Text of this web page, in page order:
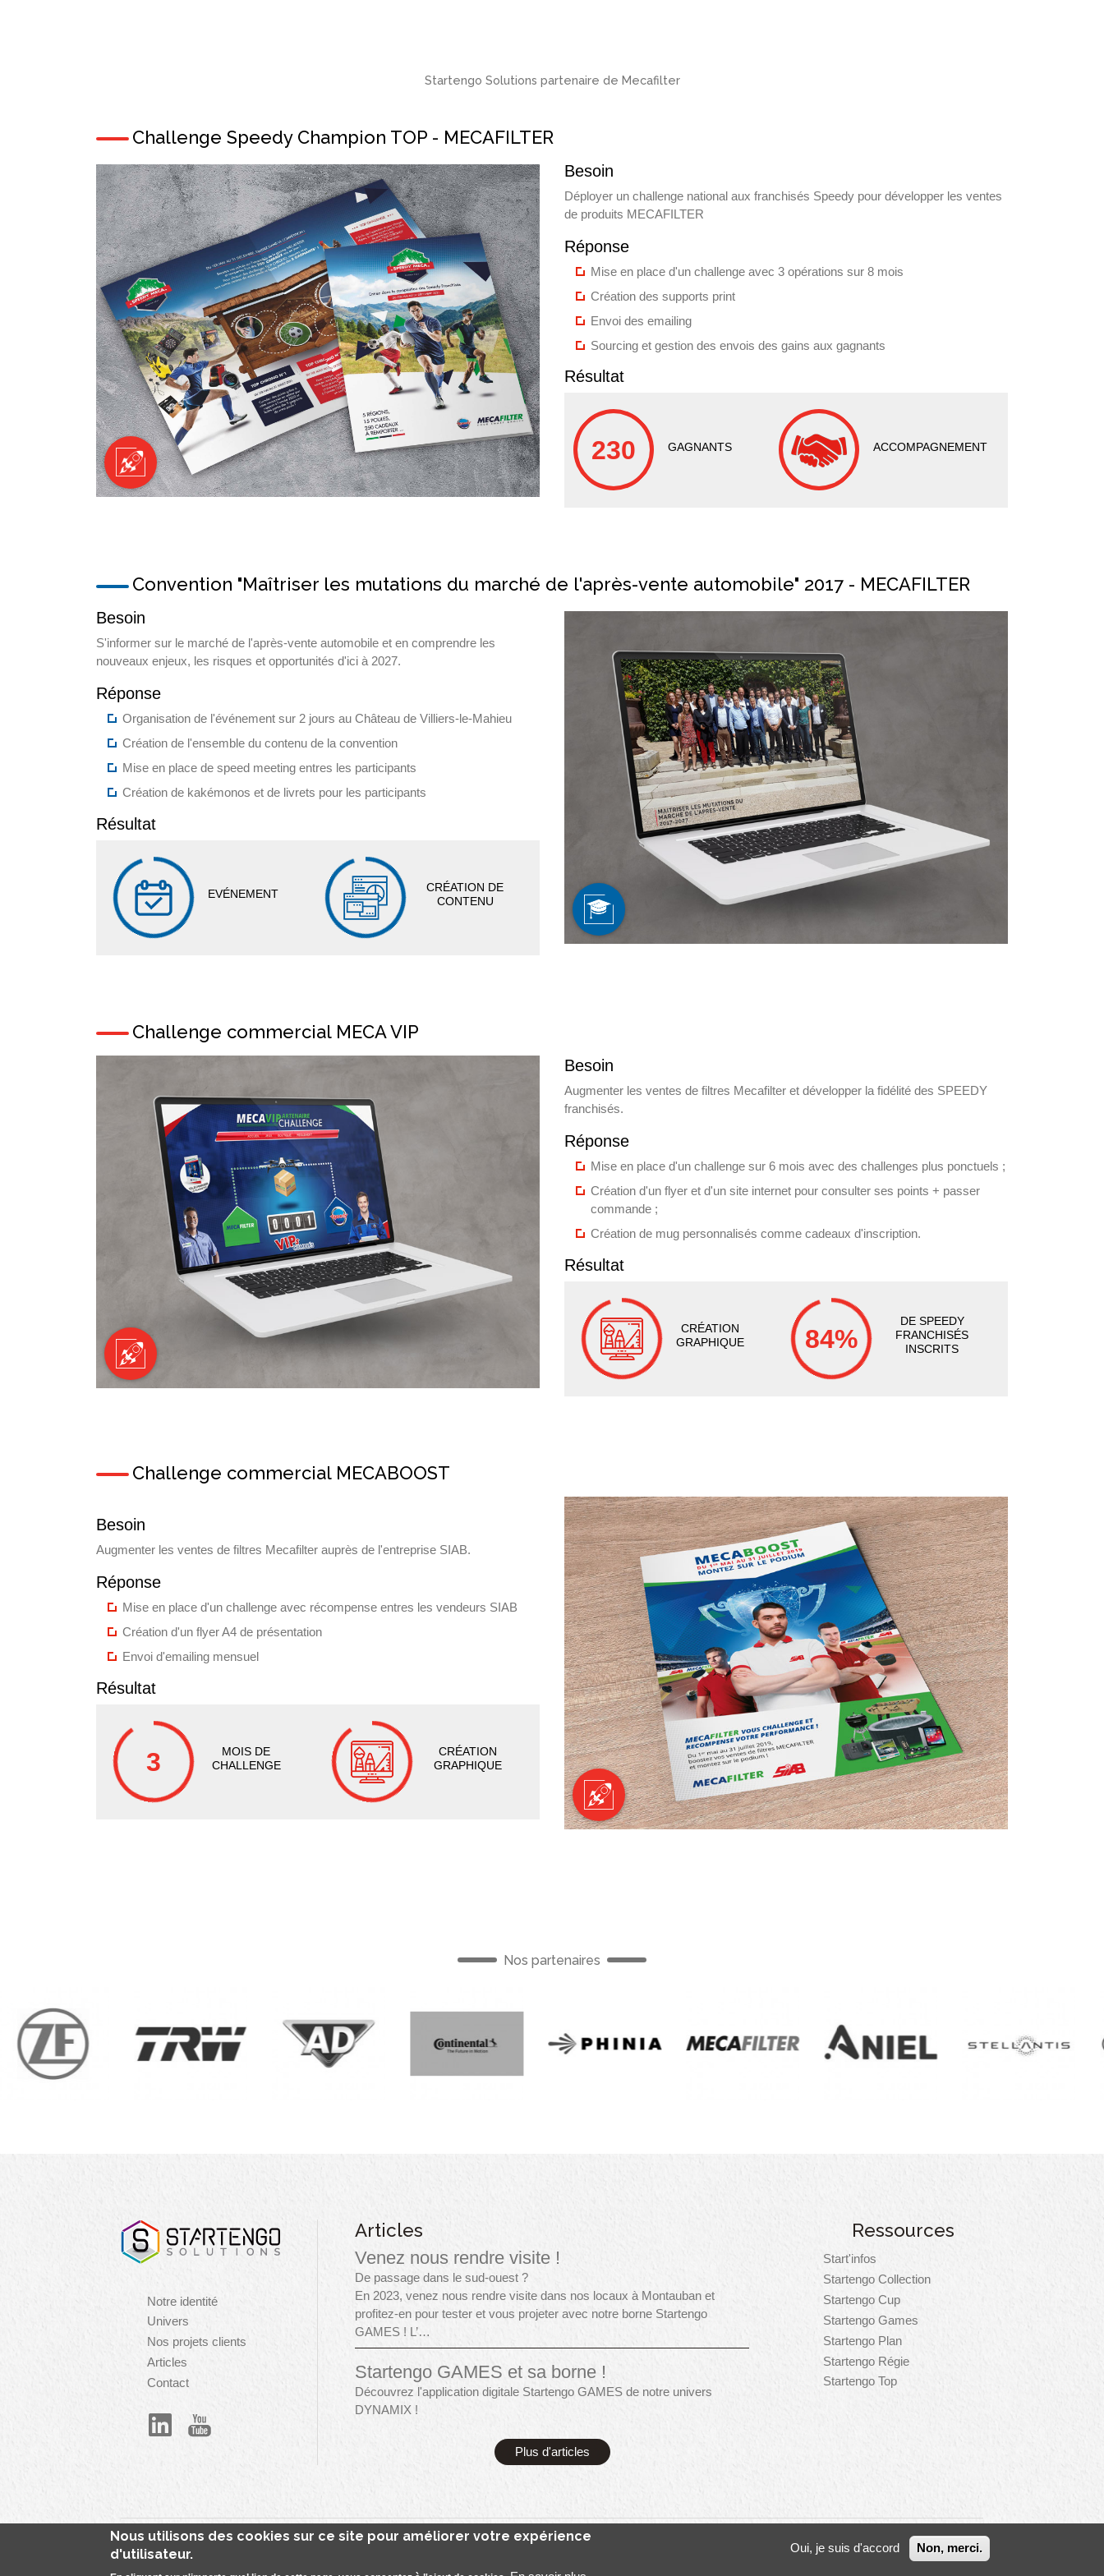
Startengo Solutions partenaire de Mecafilter
Challenge Speedy Champion TOP - MECAFILTER
Besoin
Déployer un challenge national aux franchisés Speedy pour développer les ventes
de produits MECAFILTER
Réponse
Mise en place d'un challenge avec 3 opérations sur 8 mois
Création des supports print
Envoi des emailing
Sourcing et gestion des envois des gains aux gagnants
Résultat
230 GAGNANTS ACCOMPAGNEMENT
Convention "Maîtriser les mutations du marché de l'après-vente automobile" 2017 - MECAFILTER
Besoin
S'informer sur le marché de l'après-vente automobile et en comprendre les
nouveaux enjeux, les risques et opportunités d'ici à 2027.
Réponse
Organisation de l'événement sur 2 jours au Château de Villiers-le-Mahieu
Création de l'ensemble du contenu de la convention
Mise en place de speed meeting entres les participants
Création de kakémonos et de livrets pour les participants
Résultat
EVÉNEMENT
CRÉATION DE
CONTENU
Challenge commercial MECA VIP
Besoin
Augmenter les ventes de filtres Mecafilter et développer la fidélité des SPEEDY
franchisés.
Réponse
Mise en place d'un challenge sur 6 mois avec des challenges plus ponctuels ;
Création d'un flyer et d'un site internet pour consulter ses points + passer
commande ;
Création de mug personnalisés comme cadeaux d'inscription.
Résultat
CRÉATION
GRAPHIQUE
84%
DE SPEEDY
FRANCHISÉS
INSCRITS
Challenge commercial MECABOOST
Besoin
Augmenter les ventes de filtres Mecafilter auprès de l'entreprise SIAB.
Réponse
Mise en place d'un challenge avec récompense entres les vendeurs SIAB
Création d'un flyer A4 de présentation
Envoi d'emailing mensuel
Résultat
3
MOIS DE
CHALLENGE
CRÉATION
GRAPHIQUE
Nos partenaires
Navigation
principale
Notre identité
Univers
Nos projets clients
Articles
Contact
Articles
Venez nous rendre visite !
De passage dans le sud-ouest ?
En 2023, venez nous rendre visite dans nos locaux à Montauban et
profitez-en pour tester et vous projeter avec notre borne Startengo
GAMES ! L’…
Startengo GAMES et sa borne !
Découvrez l'application digitale Startengo GAMES de notre univers
DYNAMIX !
Plus d'articles
Ressources
Start'infos
Startengo Collection
Startengo Cup
Startengo Games
Startengo Plan
Startengo Régie
Startengo Top
Menu
Pied
de
Startengo Solutions, 2022 tous droits réservés Mentions légales
Nous utilisons des cookies sur ce site pour améliorer votre expérience
d'utilisateur.
Oui, je suis d'accord Non, merci.